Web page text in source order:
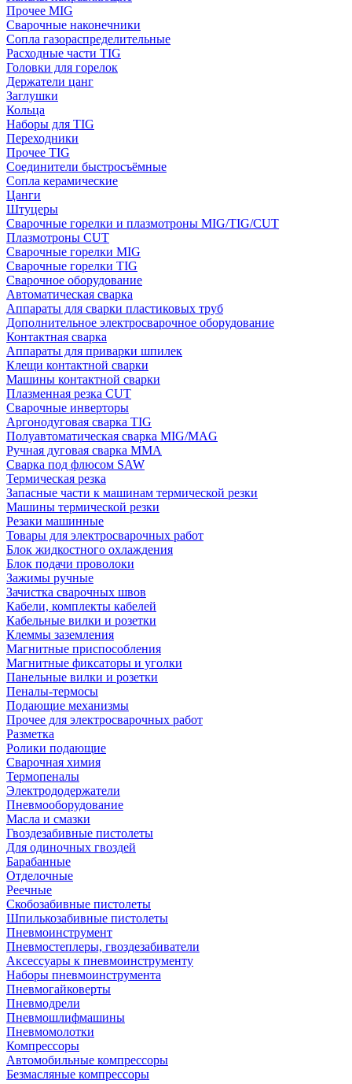
Прочее MIG
Сварочные наконечники
Сопла газораспределительные
Расходные части TIG
Головки для горелок
Держатели цанг
Заглушки
Кольца
Наборы для TIG
Переходники
Прочее TIG
Соединители быстросъёмные
Сопла керамические
Цанги
Штуцеры
Сварочные горелки и плазмотроны MIG/TIG/CUT
Плазмотроны CUT
Сварочные горелки MIG
Сварочные горелки TIG
Сварочное оборудование
Автоматическая сварка
Аппараты для сварки пластиковых труб
Дополнительное электросварочное оборудование
Контактная сварка
Аппараты для приварки шпилек
Клещи контактной сварки
Машины контактной сварки
Плазменная резка CUT
Сварочные инверторы
Аргонодуговая сварка TIG
Полуавтоматическая сварка MIG/MAG
Ручная дуговая сварка MMA
Сварка под флюсом SAW
Термическая резка
Запасные части к машинам термической резки
Машины термической резки
Резаки машинные
Товары для электросварочных работ
Блок жидкостного охлаждения
Блок подачи проволоки
Зажимы ручные
Зачистка сварочных швов
Кабели, комплекты кабелей
Кабельные вилки и розетки
Клеммы заземления
Магнитные приспособления
Магнитные фиксаторы и уголки
Панельные вилки и розетки
Пеналы-термосы
Подающие механизмы
Прочее для электросварочных работ
Разметка
Ролики подающие
Сварочная химия
Термопеналы
Электрододержатели
Пневмооборудование
Масла и смазки
Гвоздезабивные пистолеты
Для одиночных гвоздей
Барабанные
Отделочные
Реечные
Скобозабивные пистолеты
Шпилькозабивные пистолеты
Пневмоинструмент
Пневмостеплеры, гвоздезабиватели
Аксессуары к пневмоинструменту
Наборы пневмоинструмента
Пневмогайковерты
Пневмодрели
Пневмошлифмашины
Пневмомолотки
Компрессоры
Автомобильные компрессоры
Безмасляные компрессоры